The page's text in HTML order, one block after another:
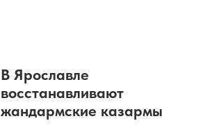
В Ярославле
восстанавливают
жандармские казармы